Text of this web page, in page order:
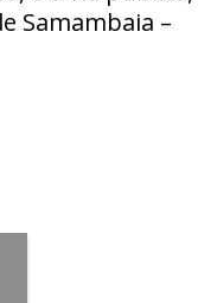
Samambaia –